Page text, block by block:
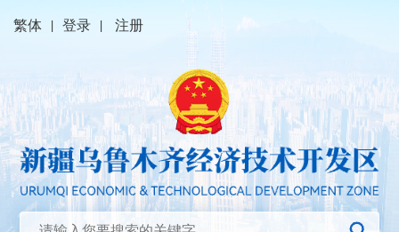
繁体 | 登录 | 注册